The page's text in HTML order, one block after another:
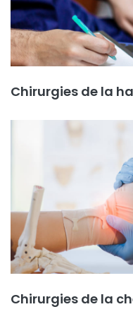
Chirurgies de la
Chirurgies de la